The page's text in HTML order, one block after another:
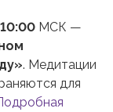
10:00 МСК —
. Медитации
для